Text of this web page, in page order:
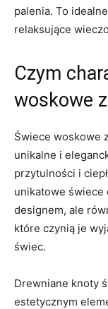
palenia. To
relaksujące​
Czym
⁤woskowe
Świece woskowe
unikalne i
przytulności‌ i
unikatowe świece
‍designem, ale
które czynią je
świec.
Drewniane knoty
estetycznym